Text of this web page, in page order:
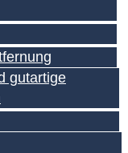
gutartige